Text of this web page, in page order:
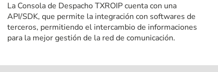
La Consola de Despacho TXROIP cuenta con una
API/SDK, que permite la integración con softwares de
terceros, permitiendo el intercambio de informaciones
para la mejor gestión de la red de comunicación.